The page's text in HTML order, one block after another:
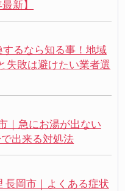
新】
るなら知る事！地域
失敗は避けたい業者選
｜急にお湯が出ない
出来る対処法
長岡市｜よくある症状